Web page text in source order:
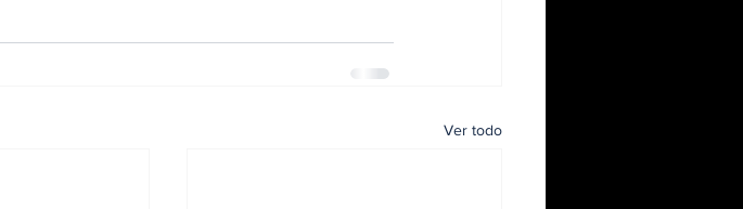
Ver todo